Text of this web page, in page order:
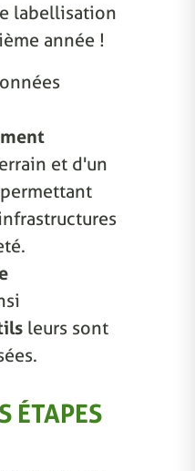
labellisation
année !
et d'un
permettant
leurs sont
ÉTAPES